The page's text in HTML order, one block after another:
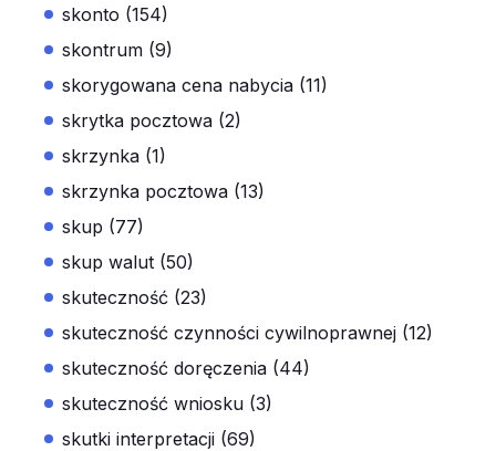
skonto (154)
skontrum (9)
skorygowana cena nabycia (11)
skrytka pocztowa (2)
skrzynka (1)
skrzynka pocztowa (13)
skup (77)
skup walut (50)
skuteczność (23)
skuteczność czynności cywilnoprawnej (12)
skuteczność doręczenia (44)
skuteczność wniosku (3)
skutki interpretacji (69)